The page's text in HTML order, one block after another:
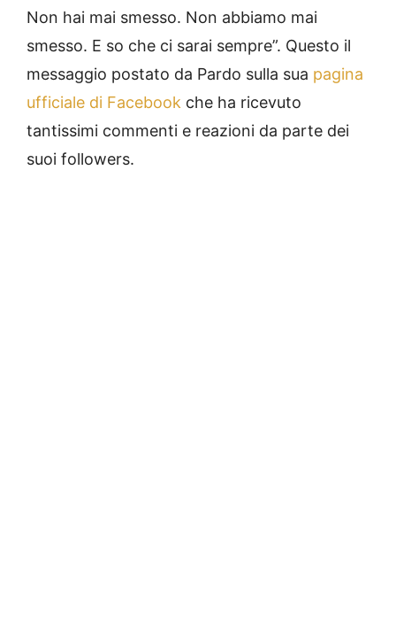
Non hai mai smesso. Non abbiamo mai
smesso. E so che ci sarai sempre”. Questo il
messaggio postato da Pardo sulla sua pagina
ufficiale di Facebook che ha ricevuto
tantissimi commenti e reazioni da parte dei
suoi followers.